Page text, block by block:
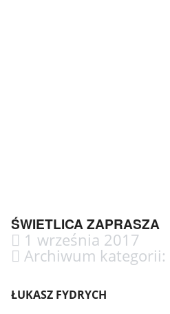
ŚWIETLICA ZAPRASZA
1 września 2017
Archiwum kategorii:
ŁUKASZ FYDRYCH